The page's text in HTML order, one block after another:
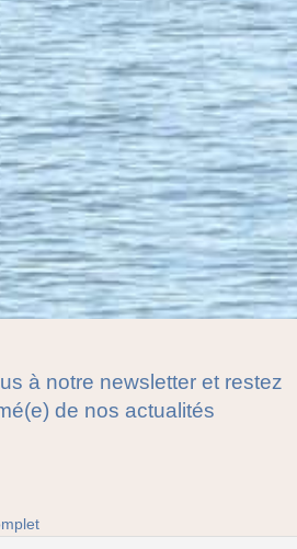
à notre newsletter et restez
de nos actualités